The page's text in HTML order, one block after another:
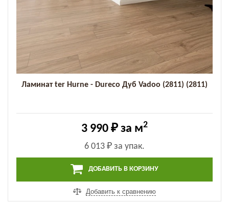
Ламинат ter Hurne - Dureco Дуб Vadoo (2811) (2811)
3 990 ₽ за м2
6 013 ₽ за упак.
ДОБАВИТЬ В КОРЗИНУ
Добавить к сравнению